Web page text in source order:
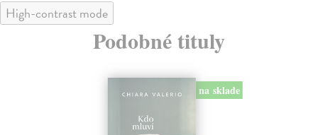
High-contrast mode
Podobné tituly
na sklade